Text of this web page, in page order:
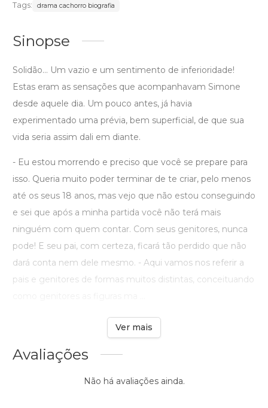
Tags: drama cachorro biografia
Sinopse
Solidão... Um vazio e um sentimento de inferioridade!
Estas eram as sensações que acompanhavam Simone
desde aquele dia. Um pouco antes, já havia
experimentado uma prévia, bem superficial, de que sua
vida seria assim dali em diante.
- Eu estou morrendo e preciso que você se prepare para
isso. Queria muito poder terminar de te criar, pelo menos
até os seus 18 anos, mas vejo que não estou conseguindo
e sei que após a minha partida você não terá mais
ninguém com quem contar. Com seus genitores, nunca
pode! E seu pai, com certeza, ficará tão perdido que não
dará conta nem dele mesmo. - Aqui vamos nos referir a
pais e genitores de formas muitos distintas, conceituando
Ver mais
Avaliações
Não há avaliações ainda.